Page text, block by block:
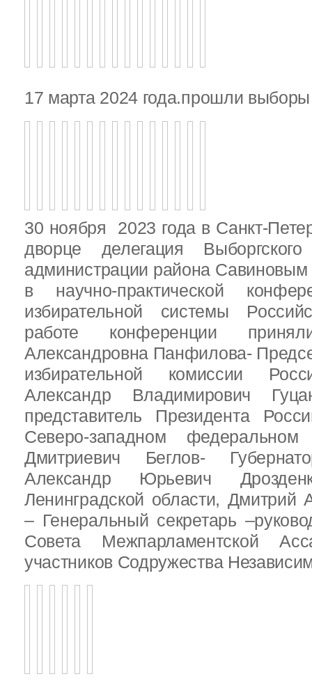
17 марта 2024 года.прошли
30 ноября 2023 года в Санкт-
дворце делегация
администрации района Савиновым
в научно-практической
избирательной системы
работе конференции
Александровна Панфилова-
избирательной комиссии
Александр Владимирович
представитель Президента
Северо-западном федеральном
Дмитриевич Беглов-
Александр Юрьевич
Ленинградской области, Дмитрий
– Генеральный секретарь
Совета Межпарламентской
участников Содружества